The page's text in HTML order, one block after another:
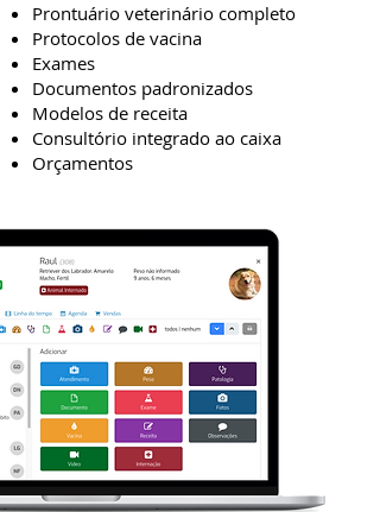
Prontuário veterinário completo
Protocolos de vacina
Exames
Documentos padronizados
Modelos de receita
Consultório integrado ao caixa
Orçamentos